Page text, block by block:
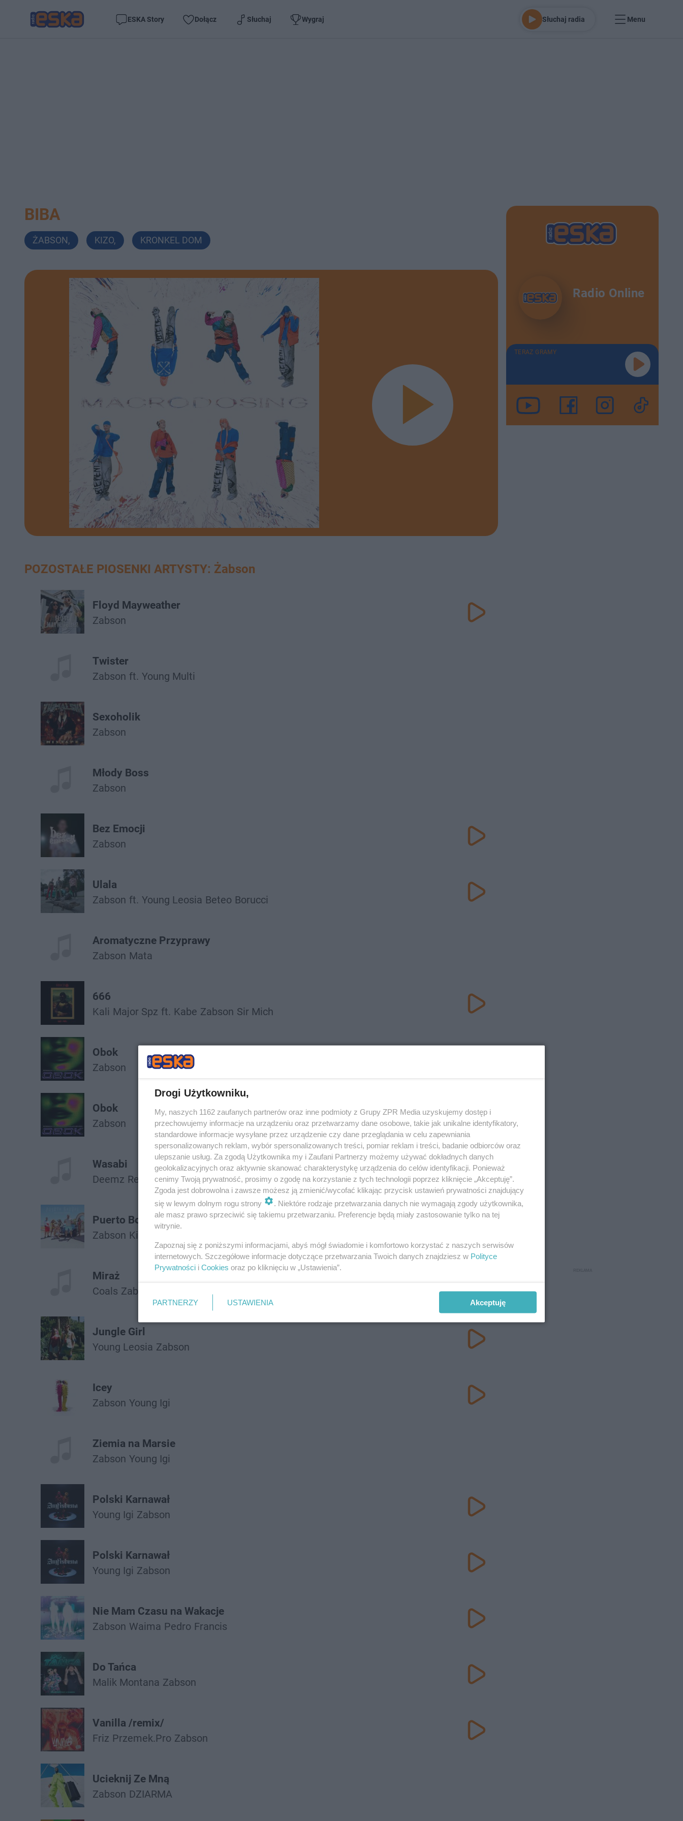
ESKA Story Dołącz Słuchaj Wygraj Słuchaj radia Menu
BIBA
ŻABSON, KIZO, KRONKEL DOM
POZOSTAŁE PIOSENKI ARTYSTY: Żabson
Floyd Mayweather
Żabson
Twister
Żabson ft. Young Multi
Sexoholik
Żabson
Młody Boss
Żabson
Bez Emocji
Żabson
Ulala
Żabson ft. Young Leosia Beteo Borucci
Aromatyczne Przyprawy
Żabson Mata
666
Kali Major Spz ft. Kabe Żabson Sir Mich
Obok
Żabson
Obok
Żabson
Wasabi
Deemz Reto Żabson
Puerto Bounce
Żabson Kizo
Miraż
Coals Żabson
Jungle Girl
Young Leosia Żabson
Icey
Żabson Young Igi
Ziemia na Marsie
Żabson Young Igi
Polski Karnawał
Young Igi Żabson
Polski Karnawał
Young Igi Żabson
Nie Mam Czasu na Wakacje
Żabson Waima Pedro Francis
Do Tańca
Malik Montana Żabson
Vanilla /remix/
Friz Przemek.Pro Żabson
Ucieknij Ze Mną
Żabson DZIARMA
Radio Online
TERAZ GRAMY
Drogi Użytkowniku,
My, naszych 1162 zaufanych partnerów oraz inne podmioty z Grupy ZPR Media uzyskujemy dostęp i
przechowujemy informacje na urządzeniu oraz przetwarzamy dane osobowe, takie jak unikalne identyfikatory,
standardowe informacje wysyłane przez urządzenie czy dane przeglądania w celu zapewniania
spersonalizowanych reklam, wybór spersonalizowanych treści, pomiar reklam i treści, badanie odbiorców oraz
ulepszanie usług. Za zgodą Użytkownika my i Zaufani Partnerzy możemy używać dokładnych danych
geolokalizacyjnych oraz aktywnie skanować charakterystykę urządzenia do celów identyfikacji. Ponieważ
cenimy Twoją prywatność, prosimy o zgodę na korzystanie z tych technologii poprzez kliknięcie „Akceptuję”.
Zgoda jest dobrowolna i zawsze możesz ją zmienić/wycofać klikając przycisk ustawień prywatności znajdujący
się w lewym dolnym rogu strony
. Niektóre rodzaje przetwarzania danych nie wymagają zgody użytkownika,
ale masz prawo sprzeciwić się takiemu przetwarzaniu. Preferencje będą miały zastosowanie tylko na tej
witrynie.
Zapoznaj się z poniższymi informacjami, abyś mógł świadomie i komfortowo korzystać z naszych serwisów
internetowych. Szczegółowe informacje dotyczące przetwarzania Twoich danych znajdziesz w Polityce
Prywatności i Cookies oraz po kliknięciu w „Ustawienia”.
PARTNERZY USTAWIENIA Akceptuję